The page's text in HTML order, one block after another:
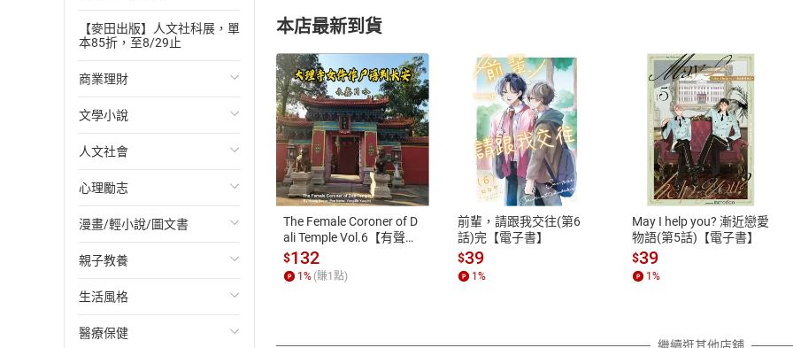
【麥田出版】人文社科展，單
本85折，至8/29止
商業理財
投資理財
經濟/趨勢
財務/金融
管理/領導
職場工作術
成功法
行銷/廣告
文學小說
歐美文學
日本文學
韓國文學
華文文學
經典文學
成長/家庭生活小說
人文社會
國際關係
政治
社會科學
台灣/中國歷史
日/韓歷史
心理勵志
心靈成長/情緒
人際關係
兩性關係
心理學
漫畫/輕小說/圖文書
輕小說
奇幻/科幻
愛情故事
親子教養
教育現場
兒童文學/故事
生活風格
飲食/食譜
醫療保健
2. Switzerland Sets World Record for Longest Passenger Train 2. 瑞士創世界最長
【主題寫作】 The Rise of Fake Items Online 網路購物 安能辨真假？
【混合題型】 全程英文講解 The Benefits of a Security Blanket 小被被 就是要它
【篇章結構】 How AI Is Helping Find Family Members from the Holocaust AI 再記
【歷史迴廊】 Yellowstone: America’s First National Park 飛美國史上第一座國家
【新聞英語】 Global Population Hits 8 Billion 全球人口突破 80 億
【閱讀測驗】 The Giant Panda: A Bear Like No Other 「熊」古錐的貓熊
【解析文法】
【克漏字】 The Ground Comes Alive for Smartphone Addicts 為低頭族而生的地面
【翻譯】
【混合題型】 素養補充站 全程英文講解 The Evolution of the Cinema: How Has It
【混合題型】 全程英文講解 The Evolution of the Cinema: How Has It Changed?
【文意選填】 The Joys of Camping, However You Do It 露營的樂趣，怎麼做都開
付款方式
ATM轉帳、信用卡、LINE PAY、AFTEE
退換貨規範
本店是否提供消費者保護法七日猶
之權利，遽消費者保護法及通訊交
除權合理例外情事適用準則，依商
質各有不同規定。詳細退換貨說明
照各商品說明。
本店最新到貨
The Female Coroner of D
ali Temple Vol.6【有聲
書】
$132
1 % (賺1 點)
前輩，請跟我交往(第6
話)完【電子書】
$39
1 %
May I help you? 漸近戀愛
物語(第5話)【電子書】
$39
1 %